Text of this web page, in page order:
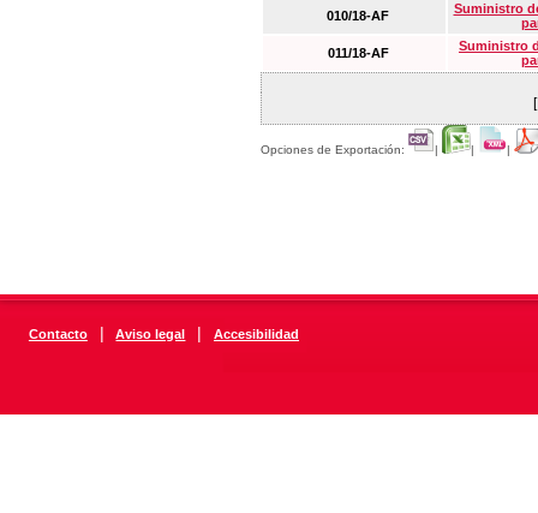
010/18-AF
Suministro
011/18-AF
Suministro
Opciones de Exportación: | | |
Contacto | Aviso legal | Accesibilidad